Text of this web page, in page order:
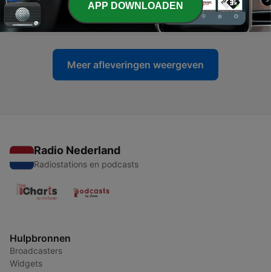
18 - Episode 16 - Poisson d'Avril
29 mrt. 2023
Meer afleveringen weergeven
Radio Nederland
Radiostations en podcasts
Hulpbronnen
Broadcasters
Widgets
APP DOWNLOADEN